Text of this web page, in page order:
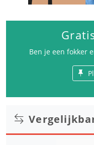
Ben je een fokker